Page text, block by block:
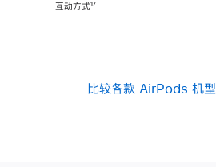
注
互动方式脚
¹⁷
比较各款 AirPods 机型